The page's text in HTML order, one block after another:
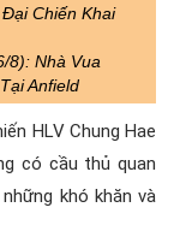
Chiến Khai
8): Nhà Vua
Anfield
HLV Chung Hae
có cầu thủ quan
khó khăn và